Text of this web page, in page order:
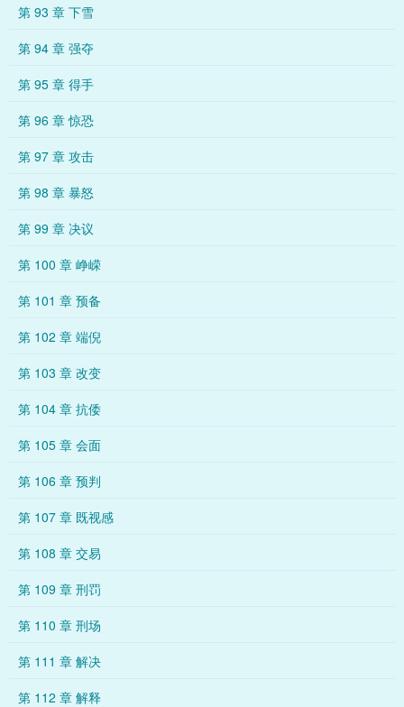
第 93 章 下雪
第 94 章 强夺
第 95 章 得手
第 96 章 惊恐
第 97 章 攻击
第 98 章 暴怒
第 99 章 决议
第 100 章 峥嵘
第 101 章 预备
第 102 章 端倪
第 103 章 改变
第 104 章 抗倭
第 105 章 会面
第 106 章 预判
第 107 章 既视感
第 108 章 交易
第 109 章 刑罚
第 110 章 刑场
第 111 章 解决
第 112 章 解释